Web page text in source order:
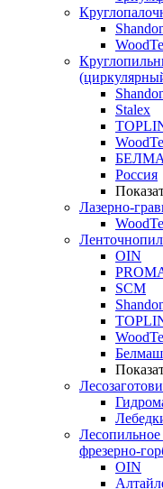
Stalex
Россия
Лазерно-
OIN
SCM
Белмаш
фрезерно-
OIN